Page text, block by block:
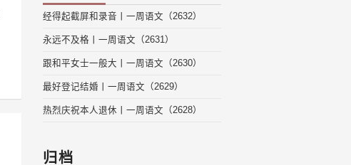
经得起截屏和录音丨一周语文（2632）
永远不及格丨一周语文（2631）
跟和平女士一般大丨一周语文（2630）
最好登记结婚丨一周语文（2629）
热烈庆祝本人退休丨一周语文（2628）
归档